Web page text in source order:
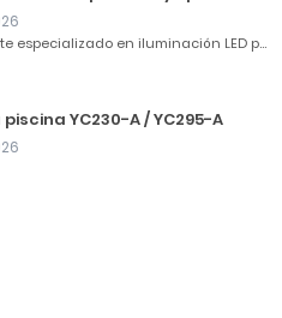
especializado en iluminación LED p...
piscina YC230-A / YC295-A